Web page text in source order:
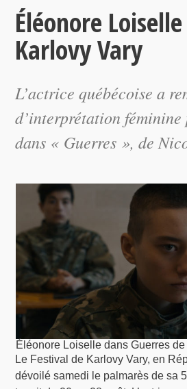
Éléonore
Karlovy Vary
L’actrice québécoise a
d’interprétation féminine
dans « Guerres », de
Éléonore Loiselle dans Guerres
Le Festival de Karlovy Vary, en
dévoilé samedi le palmarès de sa